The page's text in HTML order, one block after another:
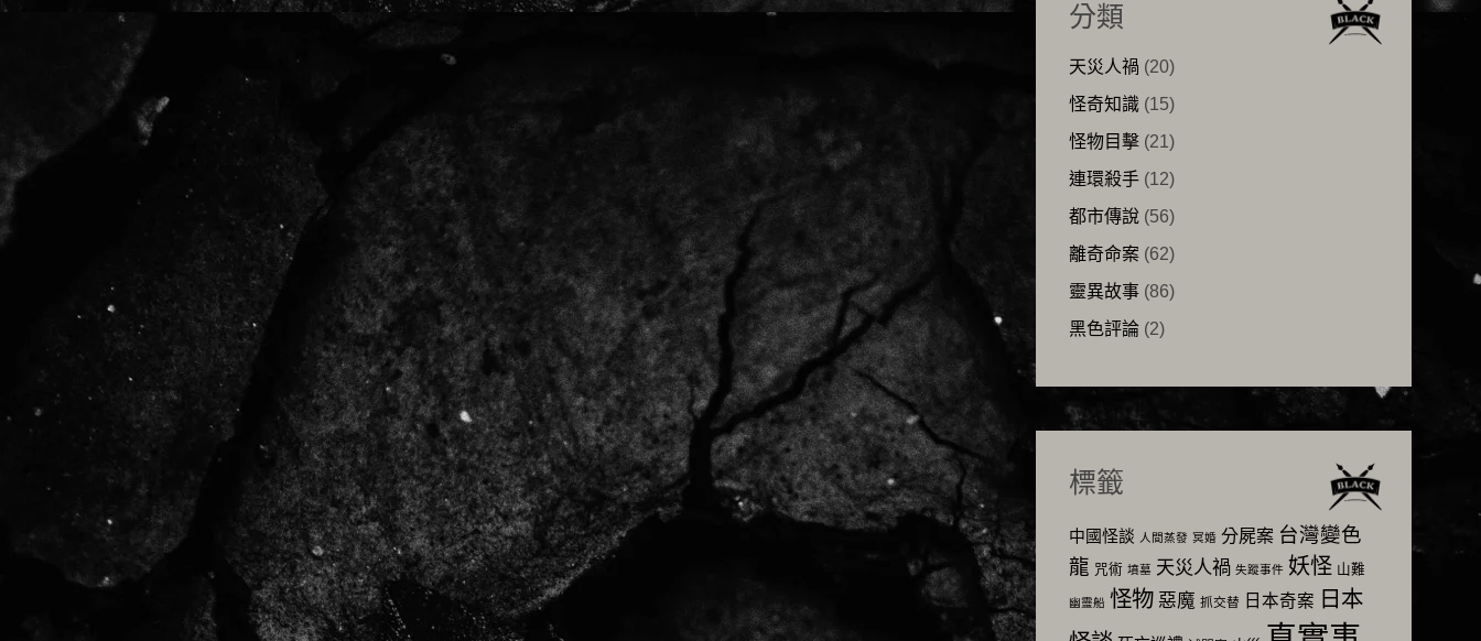
分類
天災人禍 (20)
怪奇知識(15)
怪物目擊(21)
連環殺手(12)
都市傳說(56)
離奇命案(62)
靈異故事(86)
黑色評論(2)
標籤
中國怪談 人間蒸發 冥婚 分屍案 台灣變色
龍 咒術 墳墓 天災人禍 失蹤事件 妖怪 山難
幽靈船 怪物 惡魔 抓交替 日本奇案 日本